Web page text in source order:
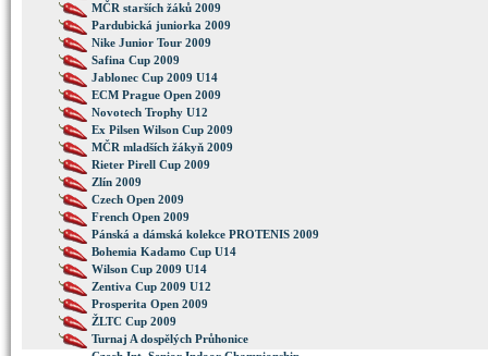
MČR starších žáků 2009
Pardubická juniorka 2009
Nike Junior Tour 2009
Safina Cup 2009
Jablonec Cup 2009 U14
ECM Prague Open 2009
Novotech Trophy U12
Ex Pilsen Wilson Cup 2009
MČR mladších žákyň 2009
Rieter Pirell Cup 2009
Zlín 2009
Czech Open 2009
French Open 2009
Pánská a dámská kolekce PROTENIS 2009
Bohemia Kadamo Cup U14
Wilson Cup 2009 U14
Zentiva Cup 2009 U12
Prosperita Open 2009
ŽLTC Cup 2009
Turnaj A dospělých Průhonice